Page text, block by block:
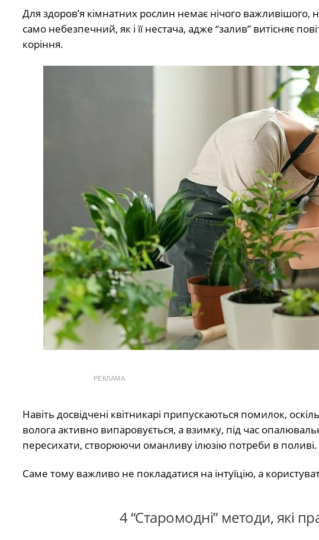
Для здоров’я кімнатних рослин немає нічого
само небезпечний, як і її нестача, адже “залив” витісняє
коріння.
РЕКЛАМА
Навіть досвідчені квітникарі припускаються помилок,
волога активно випаровується, а взимку, під час
пересихати, створюючи оманливу ілюзію потреби в поливі.
Саме тому важливо не покладатися на інтуїцію, а
4 “Старомодні” методи, які